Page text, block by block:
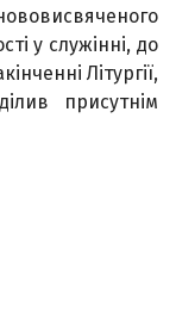
у служінні, до
Літургії,
присутнім